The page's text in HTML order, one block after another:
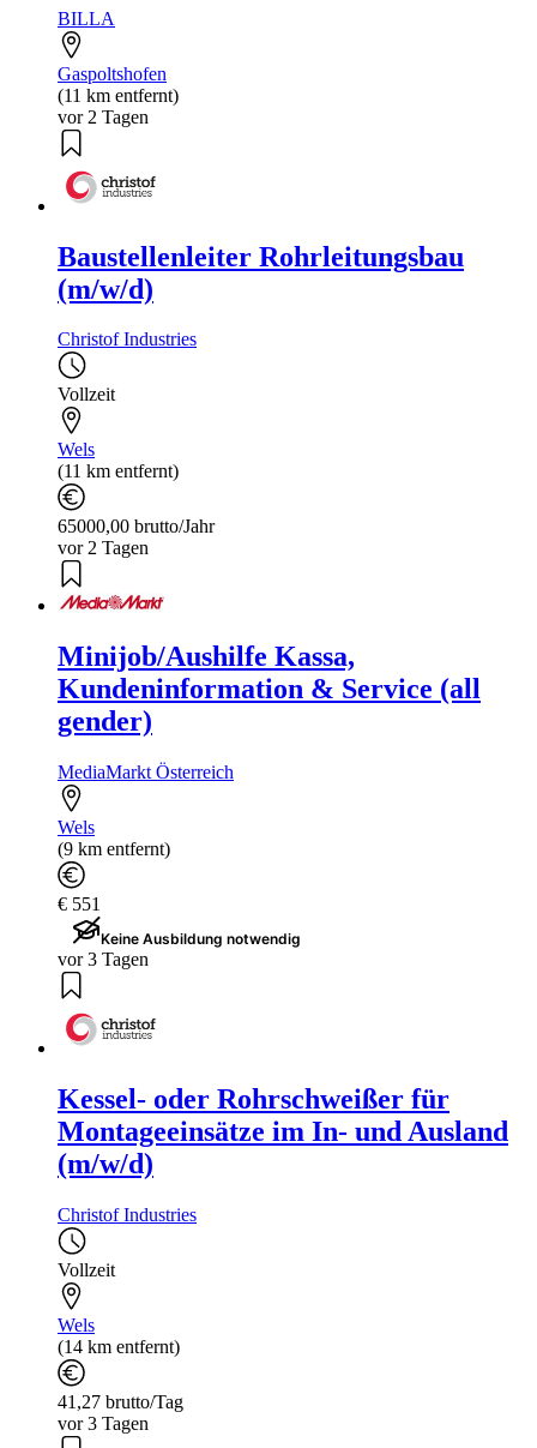
BILLA
Gaspoltshofen
(11 km entfernt)
vor 2 Tagen
Baustellenleiter Rohrleitungsbau
(m/w/d)
Christof Industries
Vollzeit
Wels
(11 km entfernt)
65000,00 brutto/Jahr
vor 2 Tagen
Minijob/Aushilfe Kassa,
Kundeninformation & Service (all
gender)
MediaMarkt Österreich
Wels
(9 km entfernt)
€ 551
Keine Ausbildung notwendig
vor 3 Tagen
Kessel- oder Rohrschweißer für
Montageeinsätze im In- und Ausland
(m/w/d)
Christof Industries
Vollzeit
Wels
(14 km entfernt)
41,27 brutto/Tag
vor 3 Tagen